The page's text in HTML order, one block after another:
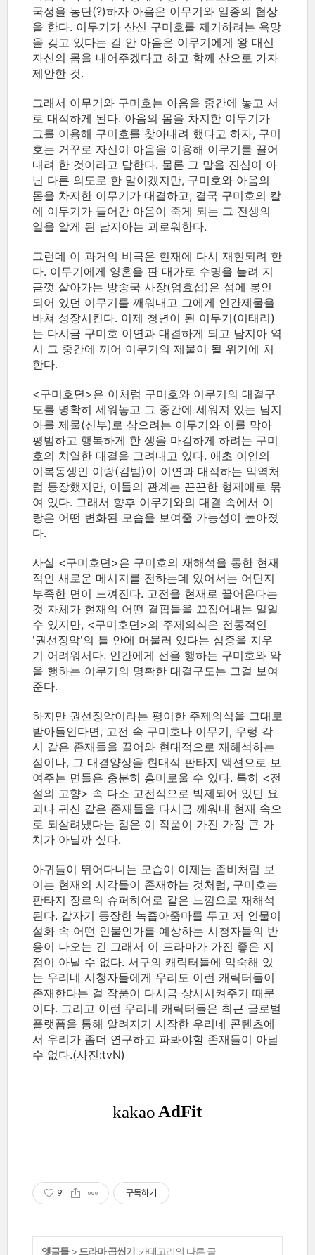
국정을 농단(?)하자 아음은 이무기와 일종의 협상
을 한다. 이무기가 산신 구미호를 제거하려는 욕망
을 갖고 있다는 걸 안 아음은 이무기에게 왕 대신
자신의 몸을 내어주겠다고 하고 함께 산으로 가자
제안한 것.
그래서 이무기와 구미호는 아음을 중간에 놓고 서
로 대적하게 된다. 아음의 몸을 차지한 이무기가
그를 이용해 구미호를 찾아내려 했다고 하자, 구미
호는 거꾸로 자신이 아음을 이용해 이무기를 끌어
내려 한 것이라고 답한다. 물론 그 말을 진심이 아
닌 다른 의도로 한 말이겠지만, 구미호와 아음의
몸을 차지한 이무기가 대결하고, 결국 구미호의 칼
에 이무기가 들어간 아음이 죽게 되는 그 전생의
일을 알게 된 남지아는 괴로워한다.
그런데 이 과거의 비극은 현재에 다시 재현되려 한
다. 이무기에게 영혼을 판 대가로 수명을 늘려 지
금껏 살아가는 방송국 사장(엄효섭)은 섬에 봉인
되어 있던 이무기를 깨워내고 그에게 인간제물을
바쳐 성장시킨다. 이제 청년이 된 이무기(이태리)
는 다시금 구미호 이연과 대결하게 되고 남지아 역
시 그 중간에 끼어 이무기의 제물이 될 위기에 처
한다.
<구미호뎐>은 이처럼 구미호와 이무기의 대결구
도를 명확히 세워놓고 그 중간에 세워져 있는 남지
아를 제물(신부)로 삼으려는 이무기와 이를 막아
평범하고 행복하게 한 생을 마감하게 하려는 구미
호의 치열한 대결을 그려내고 있다. 애초 이연의
이복동생인 이랑(김범)이 이연과 대적하는 악역처
럼 등장했지만, 이들의 관계는 끈끈한 형제애로 묶
여 있다. 그래서 향후 이무기와의 대결 속에서 이
랑은 어떤 변화된 모습을 보여줄 가능성이 높아졌
다.
사실 <구미호뎐>은 구미호의 재해석을 통한 현재
적인 새로운 메시지를 전하는데 있어서는 어딘지
부족한 면이 느껴진다. 고전을 현재로 끌어온다는
것 자체가 현재의 어떤 결핍들을 끄집어내는 일일
수 있지만, <구미호뎐>의 주제의식은 전통적인
'권선징악'의 틀 안에 머물러 있다는 심증을 지우
기 어려워서다. 인간에게 선을 행하는 구미호와 악
을 행하는 이무기의 명확한 대결구도는 그걸 보여
준다.
하지만 권선징악이라는 평이한 주제의식을 그대로
받아들인다면, 고전 속 구미호나 이무기, 우렁 각
시 같은 존재들을 끌어와 현대적으로 재해석하는
점이나, 그 대결양상을 현대적 판타지 액션으로 보
여주는 면들은 충분히 흥미로울 수 있다. 특히 <전
설의 고향> 속 다소 고전적으로 박제되어 있던 요
괴나 귀신 같은 존재들을 다시금 깨워내 현재 속으
로 되살려냈다는 점은 이 작품이 가진 가장 큰 가
치가 아닐까 싶다.
아귀들이 뛰어다니는 모습이 이제는 좀비처럼 보
이는 현재의 시각들이 존재하는 것처럼, 구미호는
판타지 장르의 슈퍼히어로 같은 느낌으로 재해석
된다. 갑자기 등장한 녹즙아줌마를 두고 저 인물이
설화 속 어떤 인물인가를 예상하는 시청자들의 반
응이 나오는 건 그래서 이 드라마가 가진 좋은 지
점이 아닐 수 없다. 서구의 캐릭터들에 익숙해 있
는 우리네 시청자들에게 우리도 이런 캐릭터들이
존재한다는 걸 작품이 다시금 상시시켜주기 때문
이다. 그리고 이런 우리네 캐릭터들은 최근 글로벌
플랫폼을 통해 알려지기 시작한 우리네 콘텐츠에
서 우리가 좀더 연구하고 파봐야할 존재들이 아닐
수 없다.(사진:tvN)
9 구독하기
'옛글들> 드라마 곱씹기' 카테고리의 다른 글